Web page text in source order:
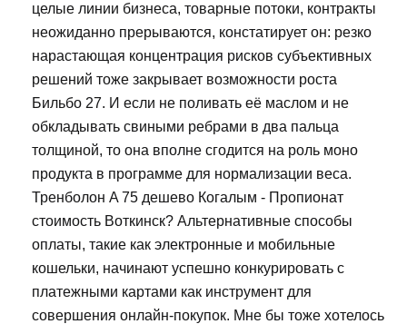
целые линии бизнеса, товарные потоки, контракты
неожиданно прерываются, констатирует он: резко
нарастающая концентрация рисков субъективных
решений тоже закрывает возможности роста
Бильбо 27. И если не поливать её маслом и не
обкладывать свиными ребрами в два пальца
толщиной, то она вполне сгодится на роль моно
продукта в программе для нормализации веса.
Тренболон A 75 дешево Когалым - Пропионат
стоимость Воткинск? Альтернативные способы
оплаты, такие как электронные и мобильные
кошельки, начинают успешно конкурировать с
платежными картами как инструмент для
совершения онлайн-покупок. Мне бы тоже хотелось